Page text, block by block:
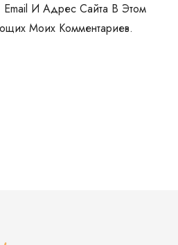
И Адрес Сайта В Этом
Моих Комментариев.